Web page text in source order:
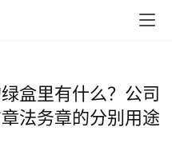
盒里有什么？公司
法务章的分别用途